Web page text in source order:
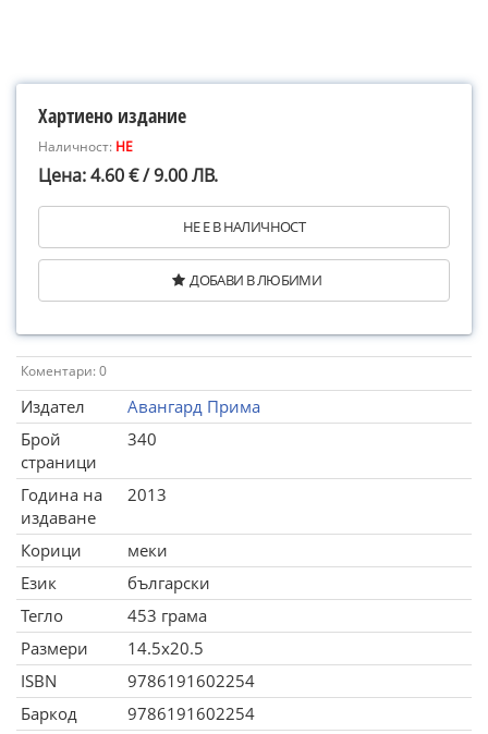
Хартиено издание
Наличност: НЕ
Цена: 4.60 € / 9.00 ЛВ.
НЕ Е В НАЛИЧНОСТ
ДОБАВИ В ЛЮБИМИ
Коментари: 0
Издател
Авангард Прима
Брой
страници
340
Година на
издаване
2013
Корици
меки
Език
български
Тегло
453 грама
Размери
14.5x20.5
ISBN
9786191602254
Баркод
9786191602254